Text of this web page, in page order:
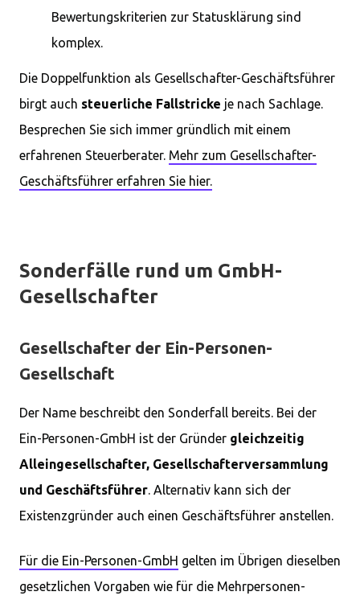
Bewertungskriterien zur Statusklärung sind
komplex.
Die Doppelfunktion als Gesellschafter-Geschäftsführer
birgt auch steuerliche Fallstricke je nach Sachlage.
Besprechen Sie sich immer gründlich mit einem
erfahrenen Steuerberater. Mehr zum Gesellschafter-
Geschäftsführer erfahren Sie hier.
Sonderfälle rund um GmbH-
Gesellschafter
Gesellschafter der Ein-Personen-
Gesellschaft
Der Name beschreibt den Sonderfall bereits. Bei der
Ein-Personen-GmbH ist der Gründer gleichzeitig
Alleingesellschafter, Gesellschafterversammlung
und Geschäftsführer. Alternativ kann sich der
Existenzgründer auch einen Geschäftsführer anstellen.
Für die Ein-Personen-GmbH gelten im Übrigen dieselben
gesetzlichen Vorgaben wie für die Mehrpersonen-